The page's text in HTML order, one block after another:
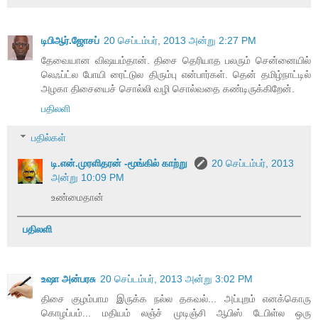
டிபிஆர்.ஜோசப் 20 செப்டம்பர், 2013 அன்று 2:27 PM
தேவையான விஷயம்தான். திசை தெரியாத பலரும் சென்னையில்
லெஃப்ட்ல போயி ரைட்டுல திரும்பு என்பார்கள். தென் தமிழ்நாட்டில்
அழகா திசையைச் சொல்லி வழி சொல்வதை கண்டிருக்கிறேன்.
பதிலளி
பதில்கள்
டி.என்.முரளிதரன் -மூங்கில் காற்று
20 செப்டம்பர், 2013
அன்று 10:09 PM
உண்மைதான்
பதிலளி
உஷா அன்பரசு 20 செப்டம்பர், 2013 அன்று 3:02 PM
திசை குழம்பாம இருக்க நல்ல தகவல்... அப்புறம் எனக்கொரு
கொழப்பம்... மதியம் லஞ்ச் முடிஞ்சி ஆபிஸ் டேபிள்ல ஒரு